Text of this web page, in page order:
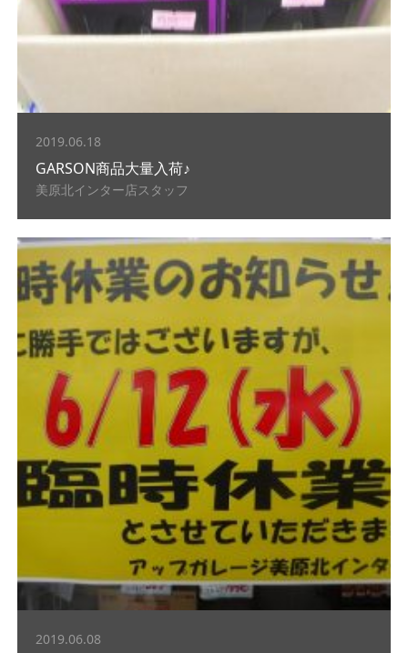
2019.06.18
GARSON商品大量入荷♪
美原北インター店スタッフ
2019.06.08